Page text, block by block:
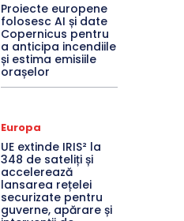
Proiecte europene
folosesc AI și date
Copernicus pentru
a anticipa incendiile
și estima emisiile
orașelor
Europa
UE extinde IRIS² la
348 de sateliți și
accelerează
lansarea rețelei
securizate pentru
guverne, apărare și